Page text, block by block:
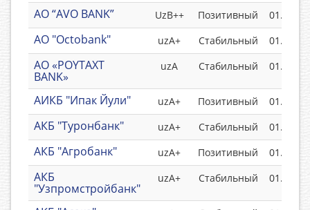
АО “AVO BANK” UzB++ Позитивный
АО "Octobank" uzА+ Стабильный
АО «POYTAXT
BANK»
uzA Стабильный
АИКБ "Ипак Йули" uzА+ Позитивный
АКБ "Туронбанк" uzА+ Стабильный
АКБ "Агробанк" uzA+ Позитивный
АКБ
"Узпромстройбанк"
uzA+ Стабильный